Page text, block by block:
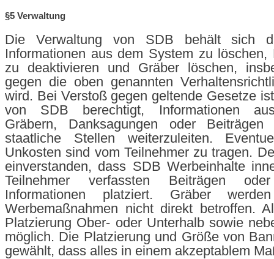
§5 Verwaltung
Die Verwaltung von SDB behält sich
Informationen aus dem System zu löschen,
zu deaktivieren und Gräber löschen,
gegen die oben genannten
wird. Bei Verstoß gegen geltende Gesetze
von SDB berechtigt, Informationen
Gräbern, Danksagungen oder
staatliche Stellen weiterzuleiten.
Unkosten sind vom Teilnehmer zu tragen.
einverstanden, dass SDB Werbeinhalte
Teilnehmer verfassten Beiträgen
Informationen platziert. Gräber
Werbemaßnahmen nicht direkt betroffen.
Platzierung Ober- oder Unterhalb sowie
möglich. Die Platzierung und Größe von
gewählt, dass alles in einem akzeptablem